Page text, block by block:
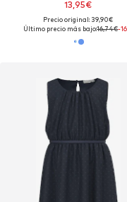
13,95€
Precio original: 39,90€
Último precio más bajo:16,74€-